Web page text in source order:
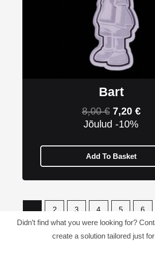
Bart
8,00€ 7,20 €
Jõulud -10%
Add To Basket
1 2 3 4 5 6
Didn’t find what you were looking for?
create a solution tailored just